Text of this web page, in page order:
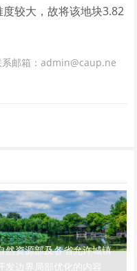
较大，故将该地块3.82
系邮箱：admin@caup.ne
然资源部及各省允许城镇
发边界局部优化的内容